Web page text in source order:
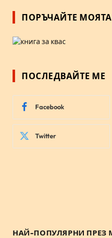
ПОРЪЧАЙТЕ
ПОСЛЕДВАЙТЕ МЕ
Facebook
Twitter
НАЙ-ПОПУЛЯРНИ ПРЕЗ